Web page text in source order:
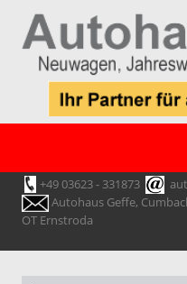
+49 03623 - 331873
Autohaus Geffe,
OT Ernstroda